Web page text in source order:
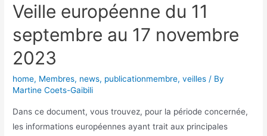
Veille européenne du 11
septembre au 17 novembre
2023
home, Membres, news, publicationmembre,veilles / By
Martine Coets-Gaibili
Dans ce document, vous trouvez, pour la période concernée,
les informations européennes ayant trait aux principales